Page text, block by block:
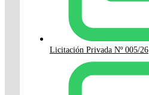
Licitación Privada Nº 005/26